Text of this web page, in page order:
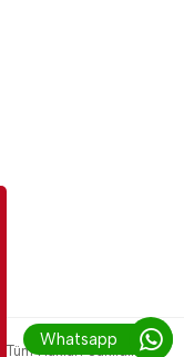
Hakları Saklıdır.
Whatsapp